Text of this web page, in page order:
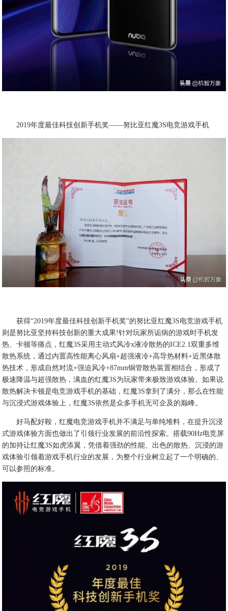
2019年度最佳科技创新手机奖——努比亚红魔3S电竞游戏手机
获得“2019年度最佳科技创新手机奖”的努比亚红魔3S电竞游戏手机
则是努比亚坚持科技创新的重大成果!针对玩家所诟病的游戏时手机发
热、卡顿等痛点，红魔3S采用主动式风冷x液冷散热的ICE2.1双重多维
散热系统，通过内置高性能离心风扇+超强液冷+高导热材料+近黑体散
热技术，形成自然对流+强迫风冷+87mm铜管散热装置相结合，形成了
极速降温与超强散热，满血的红魔3S为玩家带来极致游戏体验。如果说
散热解决卡顿是电竞游戏手机的基础，红魔3S拿到了满分，那么在性能
与沉浸式游戏体验上，红魔3S依然是众多手机无可企及的巅峰。
好马配好鞍，红魔电竞游戏手机并不满足与单纯堆料，在提升沉浸
式游戏体验方面也做出了引领行业发展的前沿性探索。搭载90Hz电竞屏
的加持让红魔3S如虎添翼，凭借着强劲的性能、出色的散热、沉浸的游
戏体验引领着游戏手机行业的发展，为整个行业树立起了一个明确的、
可以参照的标准。